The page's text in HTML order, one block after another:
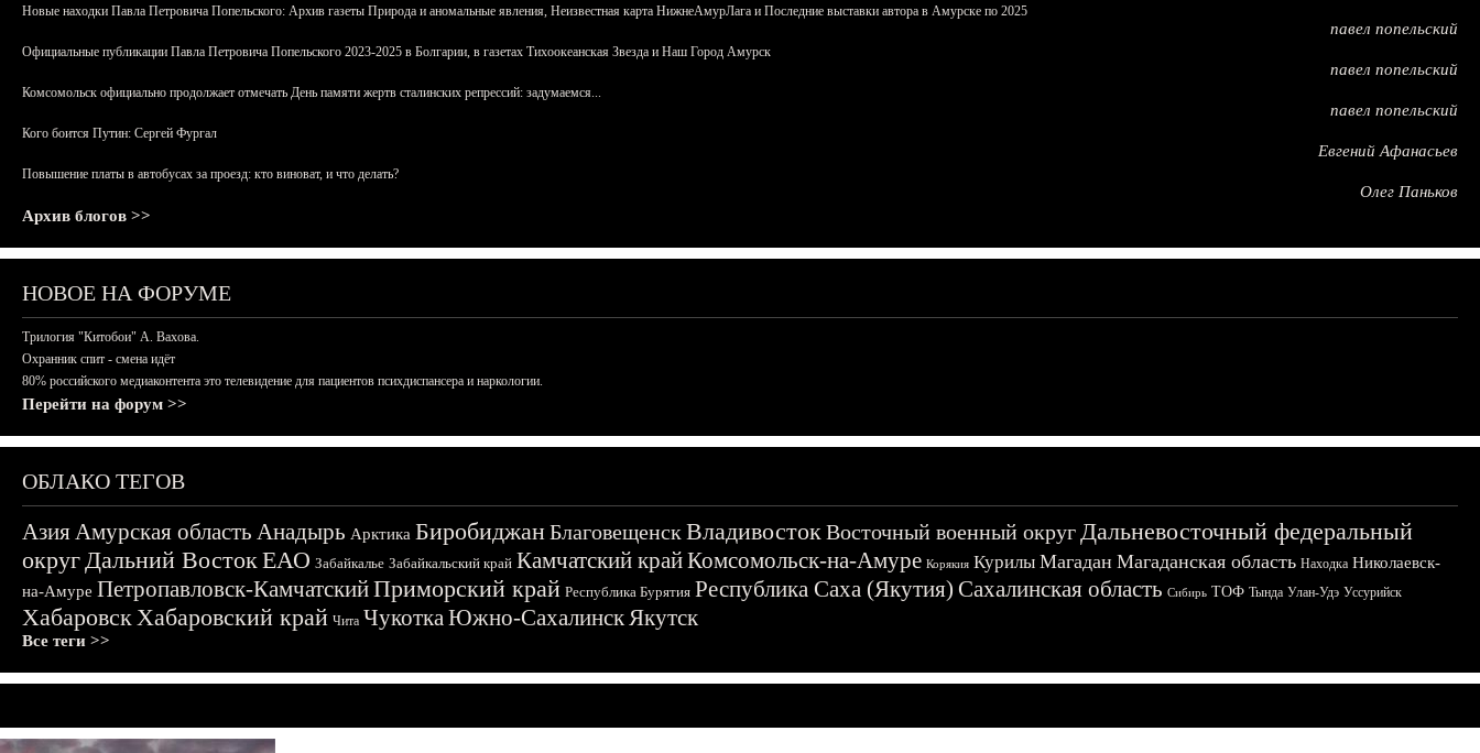
Новые находки Павла Петровича Попельского: Архив газеты Природа и аномальные явления, Неизвестная карта НижнеАмурЛага и Последние выставки автора в Амурске по 2025
павел попельский
Официальные публикации Павла Петровича Попельского 2023-2025 в Болгарии, в газетах Тихоокеанская Звезда и Наш Город Амурск
павел попельский
Комсомольск официально продолжает отмечать День памяти жертв сталинских репрессий: задумаемся...
павел попельский
Кого боится Путин: Сергей Фургал
Евгений Афанасьев
Повышение платы в автобусах за проезд: кто виноват, и что делать?
Олег Паньков
Архив блогов >>
НОВОЕ НА ФОРУМЕ
Трилогия "Китобои" А. Вахова.
Охранник спит - смена идёт
80% российского медиаконтента это телевидение для пациентов психдиспансера и наркологии.
Перейти на форум >>
ОБЛАКО ТЕГОВ
АзияАмурская область Анадырь Арктика БиробиджанБлаговещенскВладивостокВосточный военный округДальневосточный федеральный
округДальний ВостокЕАО Забайкалье Забайкальский край Камчатский крайКомсомольск-на-Амуре Корякия Курилы Магадан Магаданская область Находка Николаевск-
на-Амуре Петропавловск-КамчатскийПриморский край Республика Бурятия Республика Саха (Якутия) Сахалинская область Сибирь ТОФ Тында Улан-Удэ Уссурийск
ХабаровскХабаровский край Чита ЧукоткаЮжно-СахалинскЯкутск
Все теги >>